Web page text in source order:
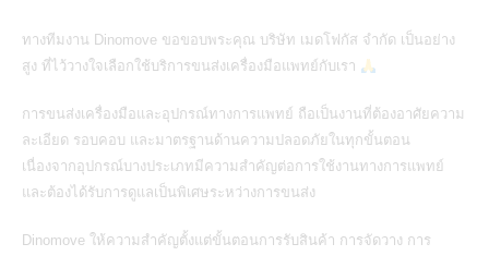
ทางทีมงาน Dinomove ขอขอบพระคุณ บริษัท เมดโฟกัส จำกัด เป็นอย่าง
สูง ที่ไว้วางใจเลือกใช้บริการขนส่งเครื่องมือแพทย์กับเรา
การขนส่งเครื่องมือและอุปกรณ์ทางการแพทย์ ถือเป็นงานที่ต้องอาศัยความ
ละเอียด รอบคอบ และมาตรฐานด้านความปลอดภัยในทุกขั้นตอน
เนื่องจากอุปกรณ์บางประเภทมีความสำคัญต่อการใช้งานทางการแพทย์
และต้องได้รับการดูแลเป็นพิเศษระหว่างการขนส่ง
Dinomove ให้ความสำคัญตั้งแต่ขั้นตอนการรับสินค้า การจัดวาง การ